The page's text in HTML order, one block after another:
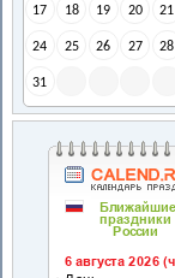
17 18 19 20 21
24 25 26 27 28
31